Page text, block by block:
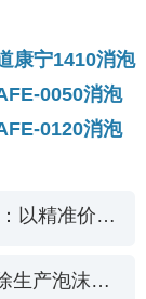
康宁1410消泡
0050消泡
0120消泡
陶氏道康宁AFE-1410消泡剂：以精准价值锚定工业降本最优解
道康宁1410消泡剂：快速消除生产泡沫的专家方案